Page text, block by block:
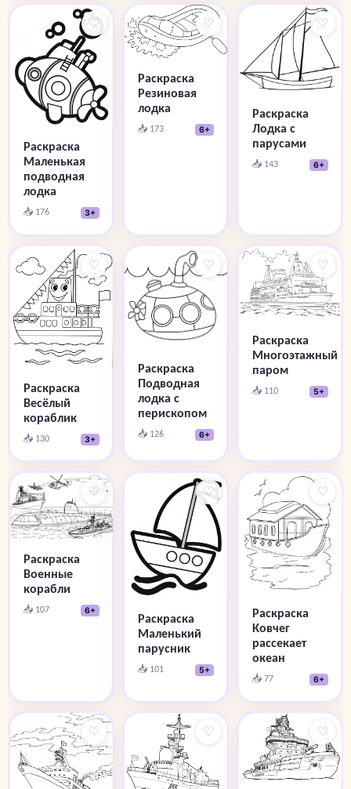
♡
Раскраска
Маленькая
подводная
лодка
📥 176 3+
♡
Раскраска
Резиновая
лодка
📥 173 6+
♡
Раскраска
Лодка с
парусами
📥 143 6+
♡
Раскраска
Весёлый
кораблик
📥 130 3+
♡
Раскраска
Подводная
лодка с
перископом
📥 126 6+
♡
Раскраска
Многоэтажный
паром
📥 110 5+
♡
Раскраска
Военные
корабли
📥 107 6+
♡
Раскраска
Маленький
парусник
📥 101 5+
♡
Раскраска
Ковчег
рассекает
океан
📥 77 6+
♡ ♡ ♡